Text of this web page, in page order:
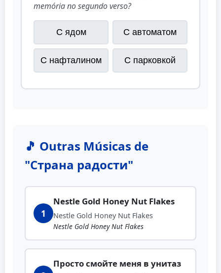
memória no segundo verso?
С ядом С автоматом
С нафталином С парковкой
🎵 Outras Músicas de
"Страна радости"
1
Nestle Gold Honey Nut Flakes
Nestle Gold Honey Nut Flakes
Nestle Gold Honey Nut Flakes
Просто смойте меня в унитаз